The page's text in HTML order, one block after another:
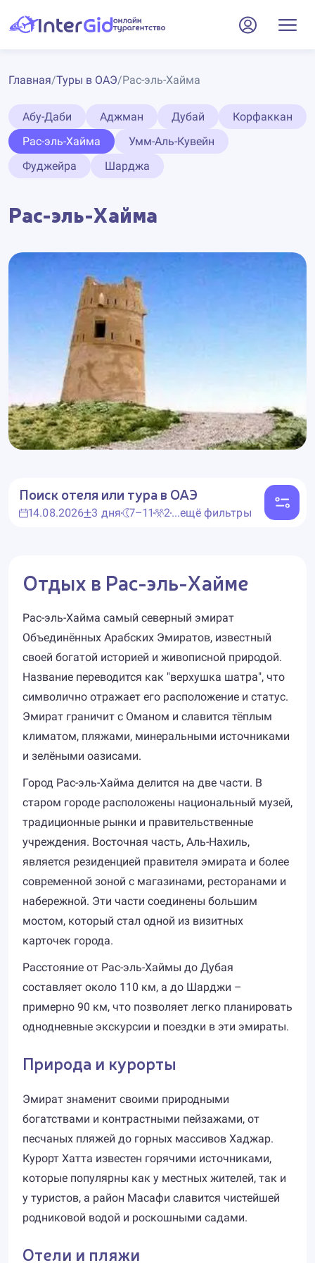
Главная/Туры в ОАЭ/Рас-эль-Хайма
Абу-Даби Аджман Дубай
Корфаккан
Рас-эль-Хайма
Умм-Аль-Кувейн
Фуджейра
Шарджа
Рас-эль-Хайма
Поиск отеля или турав ОАЭ
14.08.2026 3 дня 7–11 2...ещё фильтры
Отдых в Рас-эль-Хайме
Рас-эль-Хайма самый северный эмират
Объединённых Арабских Эмиратов, известный
своей богатой историей и живописной природой.
Название переводится как "верхушка шатра", что
символично отражает его расположение и статус.
Эмират граничит с Оманом и славится тёплым
климатом, пляжами, минеральными источниками
и зелёными оазисами.
Город Рас-эль-Хайма делится на две части. В
старом городе расположены национальный музей,
традиционные рынки и правительственные
учреждения. Восточная часть, Аль-Нахиль,
является резиденцией правителя эмирата и более
современной зоной с магазинами, ресторанами и
набережной. Эти части соединены большим
мостом, который стал одной из визитных
карточек города.
Расстояние от Рас-эль-Хаймы до Дубая
составляет около 110 км, а до Шарджи –
примерно 90 км, что позволяет легко планировать
однодневные экскурсии и поездки в эти эмираты.
Природа и курорты
Эмират знаменит своими природными
богатствами и контрастными пейзажами, от
песчаных пляжей до горных массивов Хаджар.
Курорт Хатта известен горячими источниками,
которые популярны как у местных жителей, так и
у туристов, а район Масафи славится чистейшей
родниковой водой и роскошными садами.
Отели и пляжи